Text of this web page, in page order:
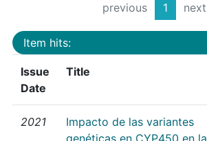
previous 1 next
Item hits:
Issue
Date
Title
2021
Impacto de las variantes
genéticas en CYP450 en la